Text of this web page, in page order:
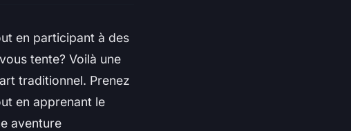
en participant à des
tente? Voilà une
traditionnel. Prenez
en apprenant le
aventure